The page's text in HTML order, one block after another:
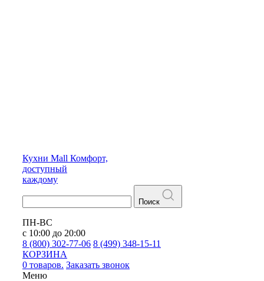
Кухни Mall Комфорт,
доступный
каждому
Поиск
ПН-ВС
с 10:00 до 20:00
8 (800) 302-77-06 8 (499) 348-15-11
КОРЗИНА
0 товаров. Заказать звонок
Меню